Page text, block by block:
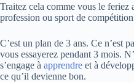
Traitez cela comme vous le feriez
profession ou sport de
C’est un plan de 3 ans. Ce n’est
vous essayerez pendant 3 mois.
s’engage à apprendre et à
ce qu’il devienne bon.